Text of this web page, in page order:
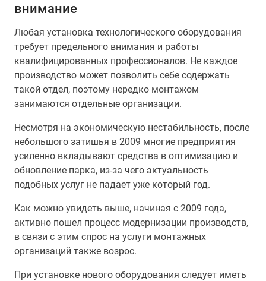
внимание
Любая установка технологического оборудования
требует предельного внимания и работы
квалифицированных профессионалов. Не каждое
производство может позволить себе содержать
такой отдел, поэтому нередко монтажом
занимаются отдельные организации.
Несмотря на экономическую нестабильность, после
небольшого затишья в 2009 многие предприятия
усиленно вкладывают средства в оптимизацию и
обновление парка, из-за чего актуальность
подобных услуг не падает уже который год.
Как можно увидеть выше, начиная с 2009 года,
активно пошел процесс модернизации производств,
в связи с этим спрос на услуги монтажных
организаций также возрос.
При установке нового оборудования следует иметь